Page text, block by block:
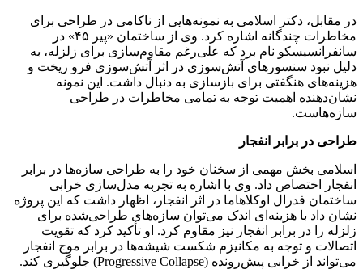
در مقابل، دکتر اسلامی به نمونه‌هایی از ناکامی در طراحی برای
مخاطرات چندگانه اشاره کرد. وی از ساختمان «پیر ۴۵» در
سانفرانسیسکو نام برد که علی‌رغم مقاوم‌سازی برای زلزله، به
دلیل نبود سنسورهای آتش‌سوزی در اثر آتش‌سوزی فرو ریخت و
هزینه‌های هنگفتی برای بازسازی به دنبال داشت. این نمونه
نشان‌دهنده اهمیت توجه به تمامی مخاطرات در طراحی
سازه‌هاست.
طراحی در برابر انفجار
اسلامی بخش مهمی از سخنان خود را به طراحی سازه‌ها در برابر
انفجار اختصاص داد. وی با اشاره به تجربه مدل‌سازی خرابی
ساختمان فدرال اوکلاهاما در اثر انفجار، اظهار داشت که این پروژه
نشان داد با هزینه‌ای اندک می‌توان سازه‌های طراحی‌شده برای
زلزله را در برابر انفجار نیز مقاوم کرد. او تأکید کرد که تقویت
اتصالات و توجه به مکانیزم شکست شیشه‌ها در برابر موج انفجار
می‌تواند از خرابی پیش‌رونده (Progressive Collapse) جلوگیری کند.